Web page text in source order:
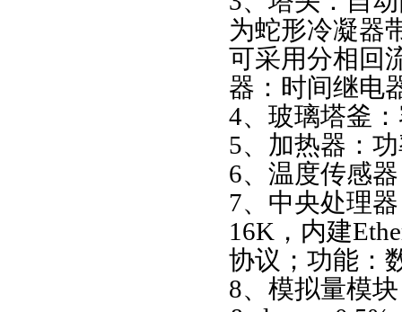
为蛇形冷凝器
可采用分相回
器：时间继电
4、玻璃塔釜
5、加热器：
6、温度传感
7、中央处理
16K，内建
协议；功能：
8、模拟量模